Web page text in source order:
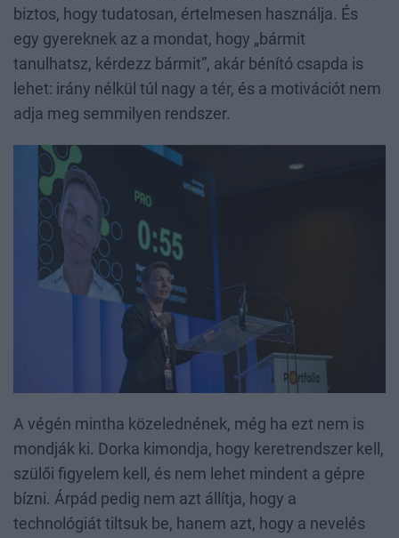
biztos, hogy tudatosan, értelmesen használja. És
egy gyereknek az a mondat, hogy „bármit
tanulhatsz, kérdezz bármit”, akár bénító csapda is
lehet: irány nélkül túl nagy a tér, és a motivációt nem
adja meg semmilyen rendszer.
A végén mintha közelednének, még ha ezt nem is
mondják ki. Dorka kimondja, hogy keretrendszer kell,
szülői figyelem kell, és nem lehet mindent a gépre
bízni. Árpád pedig nem azt állítja, hogy a
technológiát tiltsuk be, hanem azt, hogy a nevelés